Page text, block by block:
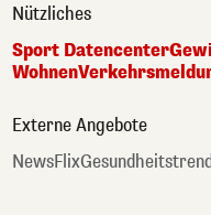
Nützliches
Sport Datencenter
Wohnen
Externe Angebote
NewsFlix